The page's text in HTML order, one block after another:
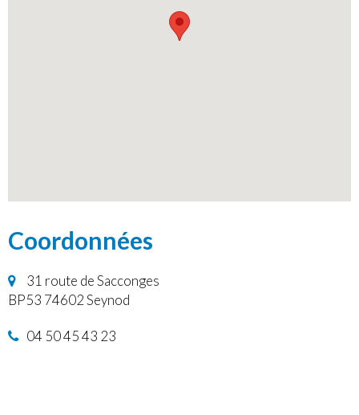
Coordonnées
31 route de Sacconges
BP53 74602 Seynod
04 50 45 43 23